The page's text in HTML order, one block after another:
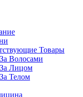
Товары
Волосами
Лицом
Телом